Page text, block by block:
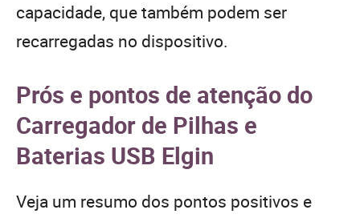
capacidade, que também podem ser
recarregadas no dispositivo.
Prós e pontos de atenção do
Carregador de Pilhas e
Baterias USB Elgin
Veja um resumo dos pontos positivos e